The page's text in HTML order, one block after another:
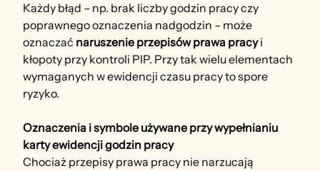
Każdy błąd – np. brak liczby godzin pracy czy
poprawnego oznaczenia nadgodzin – może
oznaczać naruszenie przepisów prawa pracy i
kłopoty przy kontroli PIP. Przy tak wielu elementach
wymaganych w ewidencji czasu pracy to spore
ryzyko.
Oznaczenia i symbole używane przy wypełnianiu
karty ewidencji godzin pracy
Chociaż przepisy prawa pracy nie narzucają